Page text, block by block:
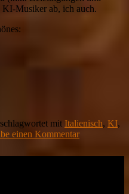
KI-Musiker ab, ich auch.
mit Italienisch, KI,
einen Kommentar